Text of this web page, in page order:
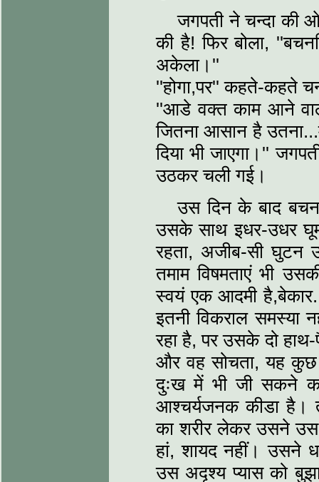
जगपती ने चन्दा की
की है! फिर बोला,
अकेला।''
''होगा,पर'' कहते-कहते
''आडे वक्त काम आने
जितना आसान है
दिया भी जाएगा।''
उठकर चली गई।
उस दिन के बाद
उसके साथ इधर-उधर
रहता, अजीब-सी घुटन
तमाम विषमताएं भी
स्वयं एक आदमी
इतनी विकराल समस्या
रहा है, पर उसके दो
और वह सोचता, यह कुछ
दुःख में भी जी सकने
आश्चर्यजनक कीडा है।
का शरीर लेकर उसने उस
हां, शायद नहीं। उसने
उस अदृश्य प्यास को